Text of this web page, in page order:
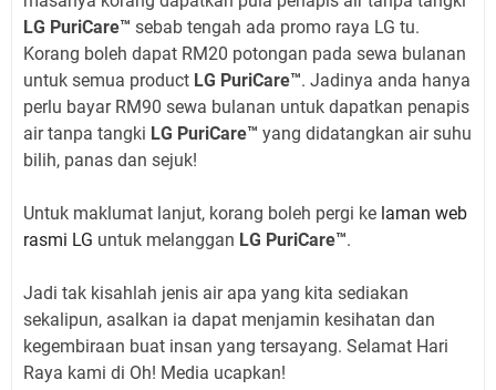
LG PuriCare™ sebab tengah ada promo raya LG tu.
Korang boleh dapat RM20 potongan pada sewa bulanan
untuk semua product LG PuriCare™. Jadinya anda hanya
perlu bayar RM90 sewa bulanan untuk dapatkan penapis
air tanpa tangki LG PuriCare™ yang didatangkan air suhu
bilih, panas dan sejuk!
Untuk maklumat lanjut, korang boleh pergi ke laman web
rasmi LG untuk melanggan LG PuriCare™.
Jadi tak kisahlah jenis air apa yang kita sediakan
sekalipun, asalkan ia dapat menjamin kesihatan dan
kegembiraan buat insan yang tersayang. Selamat Hari
Raya kami di Oh! Media ucapkan!